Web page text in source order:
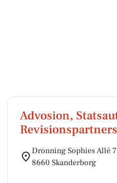
Advosion,
Dronning Sophies Allé
8660 Skanderborg